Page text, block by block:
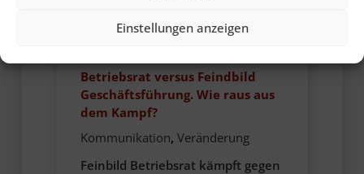
Einstellungen anzeigen
„Linke Zecken“ gegen „elitäre
Betriebsrat versus Feindbild
Geschäftsführung. Wie raus aus
dem Kampf?
Kommunikation, Veränderung
Feinbild Betriebsrat kämpft gegen